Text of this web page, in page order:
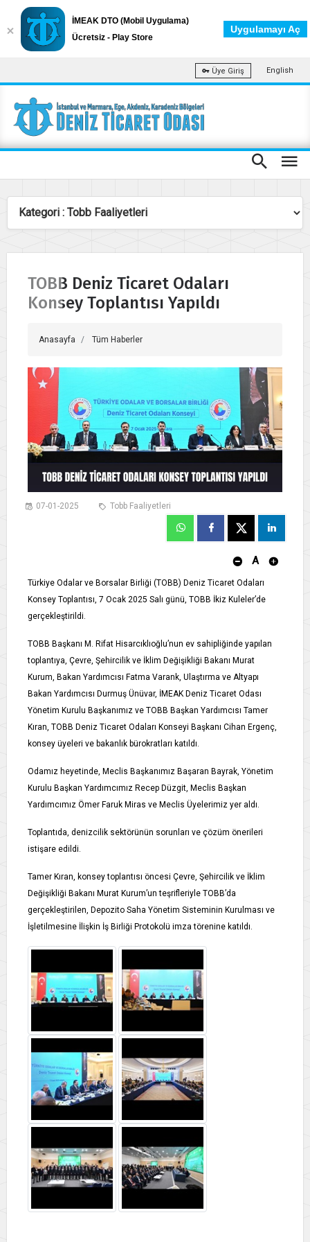
Üye Giriş English
TOBB Deniz Ticaret Odaları
Konsey Toplantısı Yapıldı
Anasayfa Tüm Haberler
07-01-2025 Tobb Faaliyetleri
A
Türkiye Odalar ve Borsalar Birliği (TOBB) Deniz Ticaret Odaları
Konsey Toplantısı, 7 Ocak 2025 Salı günü, TOBB İkiz Kuleler’de
gerçekleştirildi.
TOBB Başkanı M. Rifat Hisarcıklıoğlu’nun ev sahipliğinde yapılan
toplantıya, Çevre, Şehircilik ve İklim Değişikliği Bakanı Murat
Kurum, Bakan Yardımcısı Fatma Varank, Ulaştırma ve Altyapı
Bakan Yardımcısı Durmuş Ünüvar, İMEAK Deniz Ticaret Odası
Yönetim Kurulu Başkanımız ve TOBB Başkan Yardımcısı Tamer
Kıran, TOBB Deniz Ticaret Odaları Konseyi Başkanı Cihan Ergenç,
konsey üyeleri ve bakanlık bürokratları katıldı.
Odamız heyetinde, Meclis Başkanımız Başaran Bayrak, Yönetim
Kurulu Başkan Yardımcımız Recep Düzgit, Meclis Başkan
Yardımcımız Ömer Faruk Miras ve Meclis Üyelerimiz yer aldı.
Toplantıda, denizcilik sektörünün sorunları ve çözüm önerileri
istişare edildi.
Tamer Kıran, konsey toplantısı öncesi Çevre, Şehircilik ve İklim
Değişikliği Bakanı Murat Kurum’un teşrifleriyle TOBB’da
gerçekleştirilen, Depozito Saha Yönetim Sisteminin Kurulması ve
İşletilmesine İlişkin İş Birliği Protokolü imza törenine katıldı.
İMEAK DTO (Mobil Uygulama)
Ücretsiz - Play Store
Uygulamayı Aç